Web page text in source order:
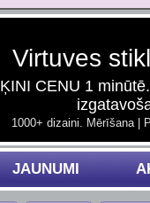
Virtuves
CENU 1
1000+ dizaini. Mērīšana |
JAUNUMI